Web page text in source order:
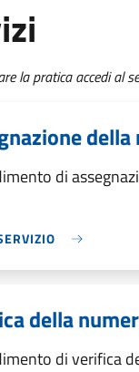
la pratica accedi al
di
della
di verifica